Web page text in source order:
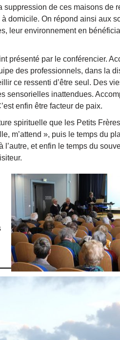
suppression de ces maisons de
domicile. On répond ainsi aux
leur environnement en
présenté par le conférencier.
des professionnels, dans la
ce ressenti d’être seul. Des
sensorielles inattendues.
enfin être facteur de paix.
spirituelle que les Petits
m’attend », puis le temps du
et enfin le temps du